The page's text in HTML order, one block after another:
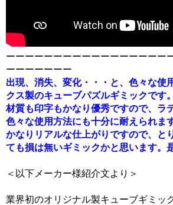
ーーーーーーーーーーーーーーーーー
ーーーーーーー
出現、消失、変化・・・と、色々な使
クス製のキューブパズルギミックです。
材質も印字もかなり優秀ですので、ラ
色々な使用方法にも十分に耐えられま
かなりリアルな仕上がりですので、と
ても損は無いギミックかと思います。
＜以下メーカー様紹介文より＞
業界初のオリジナル製キューブギミッ